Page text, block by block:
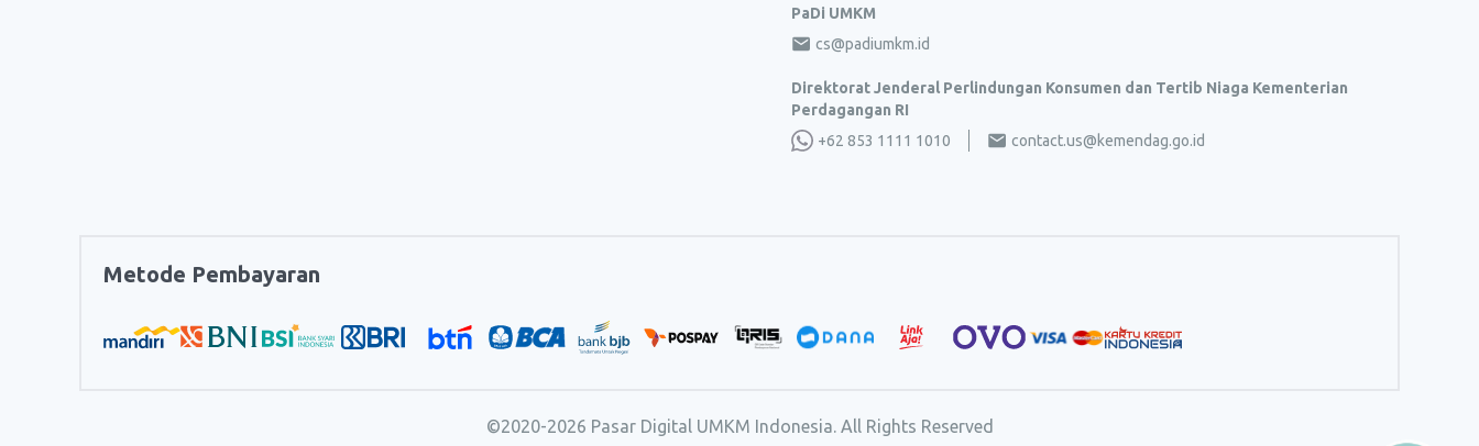
PaDi UMKM
cs@padiumkm.id
Direktorat Jenderal Perlindungan Konsumen dan Tertib Niaga Kementerian
Perdagangan RI
+62 853 1111 1010
contact.us@kemendag.go.id
Metode Pembayaran
©2020-2026 Pasar Digital UMKM Indonesia. All Rights Reserved